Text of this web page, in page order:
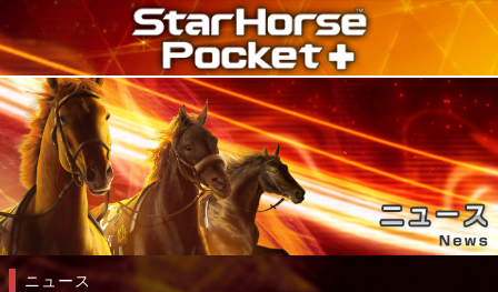
ニュース